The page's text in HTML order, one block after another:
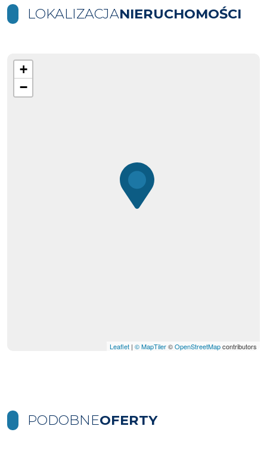
LOKALIZACJANIERUCHOMOŚCI
+
−
Leaflet | © MapTiler©OpenStreetMapcontributors
PODOBNEOFERTY